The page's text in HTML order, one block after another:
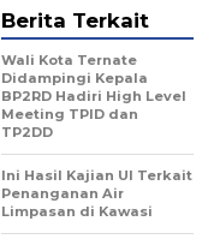
Berita Terkait
Wali Kota Ternate
Didampingi Kepala
BP2RD Hadiri High Level
Meeting TPID dan
TP2DD
Ini Hasil Kajian UI Terkait
Penanganan Air
Limpasan di Kawasi